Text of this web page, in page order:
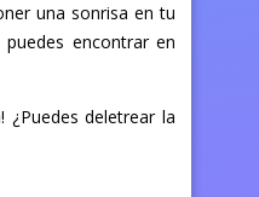
una sonrisa en tu
encontrar en
¿Puedes deletrear la